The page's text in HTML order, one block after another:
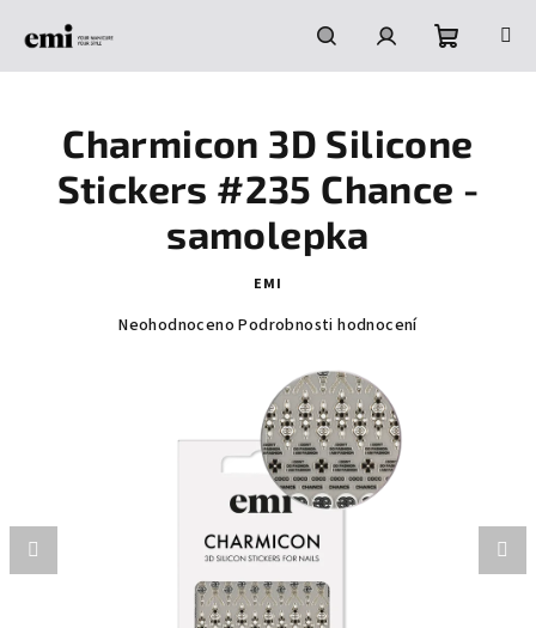
HledatPřihlášeníNákupní
košík
Charmicon 3D Silicone
Stickers #235 Chance -
samolepka
EMI
Průměrné
Neohodnoceno Podrobnosti hodnocení